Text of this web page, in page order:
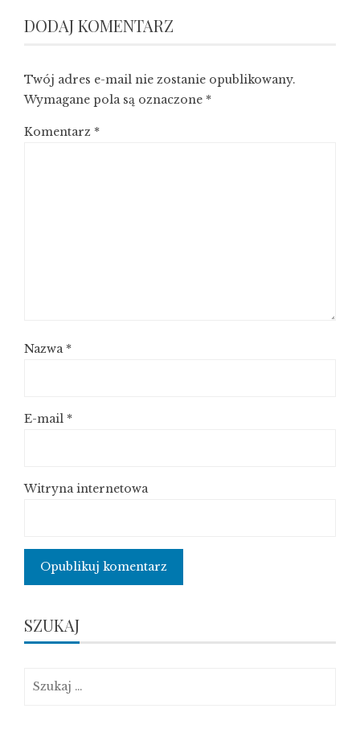
DODAJ KOMENTARZ
Twój adres e-mail nie zostanie opublikowany.
Wymagane pola są oznaczone *
Komentarz *
Nazwa *
E-mail *
Witryna internetowa
SZUKAJ